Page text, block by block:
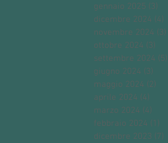
gennaio 2025 (3)
dicembre 2024 (4)
novembre 2024 (3)
ottobre 2024 (3)
settembre 2024 (5)
giugno 2024 (3)
maggio 2024 (2)
aprile 2024 (4)
marzo 2024 (4)
febbraio 2024 (1)
dicembre 2023 (7)